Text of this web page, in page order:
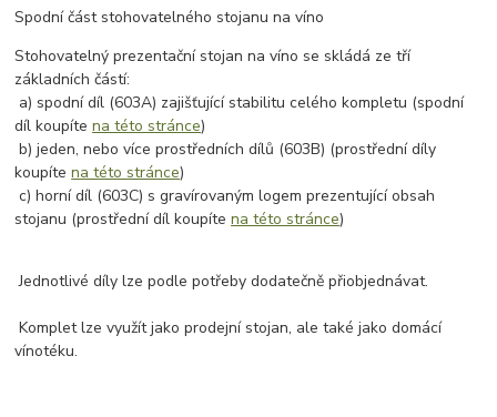
Spodní část stohovatelného stojanu na víno
Stohovatelný prezentační stojan na víno se skládá ze tří
základních částí:
a) spodní díl (603A) zajišťující stabilitu celého kompletu (spodní
díl koupítena této stránce)
b) jeden, nebo více prostředních dílů (603B) (prostřední díly
koupítena této stránce)
c) horní díl (603C) s gravírovaným logem prezentující obsah
stojanu (prostřední díl koupítena této stránce)
Jednotlivé díly lze podle potřeby dodatečně přiobjednávat.
Komplet lze využít jako prodejní stojan, ale také jako domácí
vínotéku.